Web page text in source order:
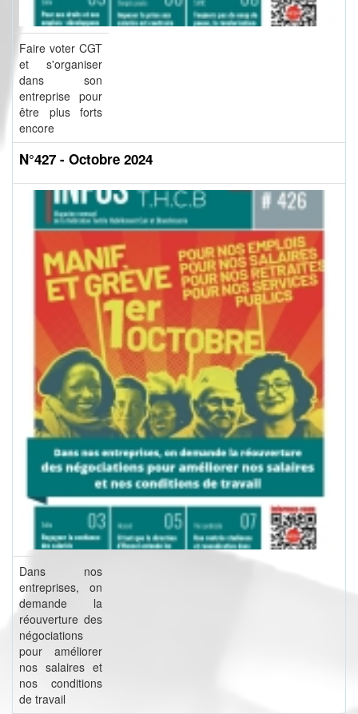
Faire voter CGT
et s'organiser
dans son
entreprise pour
être plus forts
encore
N°427 - Octobre 2024
Dans nos
entreprises, on
demande la
réouverture des
négociations
pour améliorer
nos salaires et
nos conditions
de travail